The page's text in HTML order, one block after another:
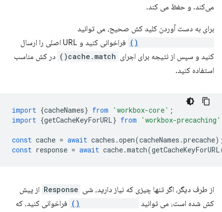
می‌کند. و حفظ می کند.
برای به دست آوردن کلید کش صحیح، می توانید
فراخوانی کنید و URL اصلی را ارسال
کنید و سپس از نتیجه برای اجرای cache.match()
در کش مناسب
استفاده کنید.
import {cacheNames} from 'workbox-core' ;
import {getCacheKeyForURL} from 'workbox-precaching'
const cache = await caches .open(cacheNames .precache
const response = await cache.match(getCacheKeyForURL
از طرف دیگر، اگر تنها چیزی که نیاز دارید، شی Response از پیش
کش شده است، می توانید
فراخوانی کنید، که